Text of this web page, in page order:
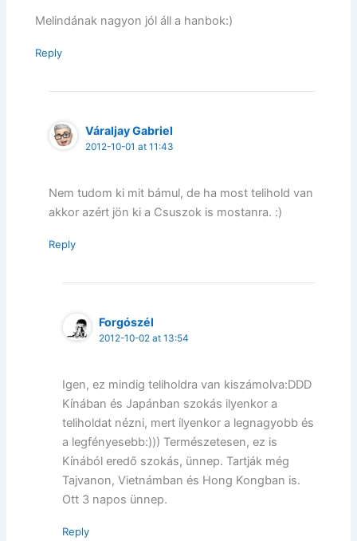
Melindának nagyon jól áll a hanbok:)
Reply
Váraljay Gabriel
2012-10-01 at 11:43
Nem tudom ki mit bámul, de ha most telihold van
akkor azért jön ki a Csuszok is mostanra. :)
Reply
Forgószél
2012-10-02 at 13:54
Igen, ez mindig teliholdra van kiszámolva:DDD
Kínában és Japánban szokás ilyenkor a
teliholdat nézni, mert ilyenkor a legnagyobb és
a legfényesebb:))) Természetesen, ez is
Kínából eredő szokás, ünnep. Tartják még
Tajvanon, Vietnámban és Hong Kongban is.
Ott 3 napos ünnep.
Reply